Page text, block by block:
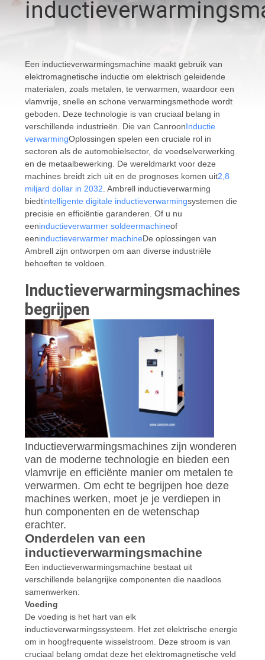
CONTACTEER
VRAAG
EEN
OFFERTE
AAN
SITEMAP
PRIVACYBELEID
Een inductieverwarmingsmachine maakt gebruik van
elektromagnetische inductie om elektrisch geleidende
materialen, zoals metalen, te verwarmen, waardoor een
vlamvrije, snelle en schone verwarmingsmethode wordt
geboden. Deze technologie is van cruciaal belang in
verschillende industrieën. Die van CanroonInductie
verwarmingOplossingen spelen een cruciale rol in
sectoren als de automobielsector, de voedselverwerking
en de metaalbewerking. De wereldmarkt voor deze
machines breidt zich uit en de prognoses komen uit2,8
miljard dollar in 2032 . Ambrell inductieverwarming
biedtintelligente digitale inductieverwarmingsystemen die
precisie en efficiëntie garanderen. Of u nu
eeninductieverwarmer soldeermachineof
eeninductieverwarmer machineDe oplossingen van
Ambrell zijn ontworpen om aan diverse industriële
behoeften te voldoen.
Inductieverwarmingsmachines
begrijpen
Inductieverwarmingsmachines zijn wonderen
van de moderne technologie en bieden een
vlamvrije en efficiënte manier om metalen te
verwarmen. Om echt te begrijpen hoe deze
machines werken, moet je je verdiepen in
hun componenten en de wetenschap
erachter.
Onderdelen van een
inductieverwarmingsmachine
Een inductieverwarmingsmachine bestaat uit
verschillende belangrijke componenten die naadloos
samenwerken:
Voeding
De voeding is het hart van elk
inductieverwarmingssysteem. Het zet elektrische energie
om in hoogfrequente wisselstroom. Deze stroom is van
cruciaal belang omdat deze het elektromagnetische veld